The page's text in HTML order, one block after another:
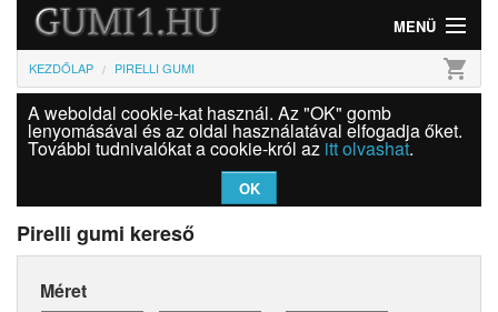
MENÜ
Gumi
Felni
Szolgáltatások
Bejelentkezés
KEZDŐLAP PIRELLI GUMI shopping_cart
A weboldal cookie-kat használ. Az "OK" gomb
lenyomásával és az oldal használatával elfogadja őket.
További tudnivalókat a cookie-król az itt olvashat.
OK
Pirelli gumi kereső
Méret